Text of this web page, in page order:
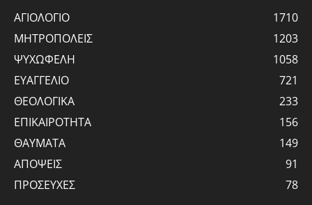
ΑΓΙΟΛΟΓΙΟ
1710
ΜΗΤΡΟΠΟΛΕΙΣ
1203
ΨΥΧΩΦΕΛΗ
1058
ΕΥΑΓΓΕΛΙΟ
721
ΘΕΟΛΟΓΙΚΑ
233
ΕΠΙΚΑΙΡΟΤΗΤΑ
156
ΘΑΥΜΑΤΑ
149
ΑΠΟΨΕΙΣ
91
ΠΡΟΣΕΥΧΕΣ
78